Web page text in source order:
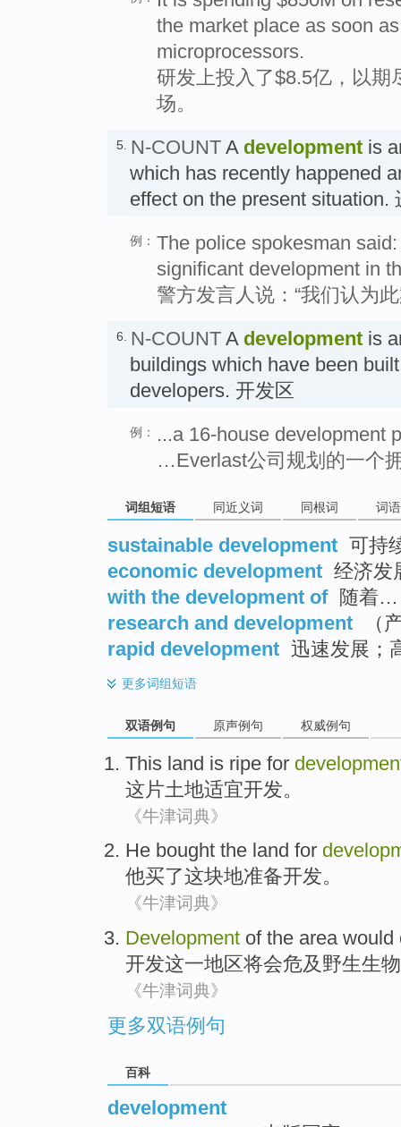
the market place as soon
microprocessors.
研发上投入了$8.5亿，以期
场。
5. N-COUNT A development is
which has recently happened
effect on the present situation.
例： The police spokesman
significant development in
警方发言人说：“我们认为
6. N-COUNT A development is
buildings which have been
developers. 开发区
例：
...a 16-house development
…Everlast公司规划的一个
词组短语 同近义词 同根词 词
sustainable development 可持
economic development 经济发
with the development of 随着
research and development
（
rapid development 迅速发展；
更多词组短语
双语例句 原声例句 权威例句
This land is ripe for
这 片土地适宜开发。
《牛津词典》
He bought the land for
他买了这块地准备开发。
《牛津词典》
Development of the area would
开发这一地区将会危及 野生生物
《牛津词典》
更多双语例句
百科
development